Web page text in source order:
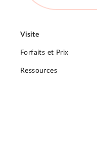
Visite
Forfaits et Prix
Ressources